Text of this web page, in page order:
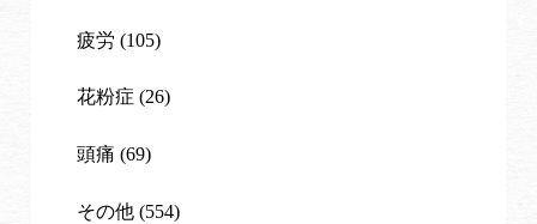
疲労 (105)
花粉症 (26)
頭痛 (69)
その他 (554)